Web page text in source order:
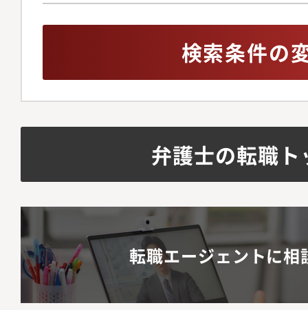
検索条件の
弁護士の転職ト
転職エージェントに相